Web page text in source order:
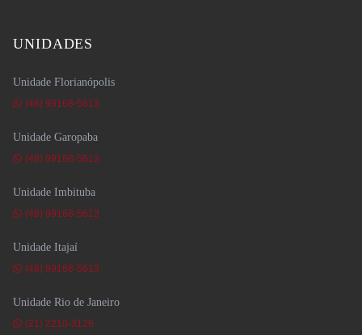
UNIDADES
Unidade Florianópolis
(48) 99168-5613
Unidade Garopaba
(48) 99168-5613
Unidade Imbituba
(48) 99168-5613
Unidade Itajaí
(48) 99168-5613
Unidade Rio de Janeiro
(21) 2210-3126